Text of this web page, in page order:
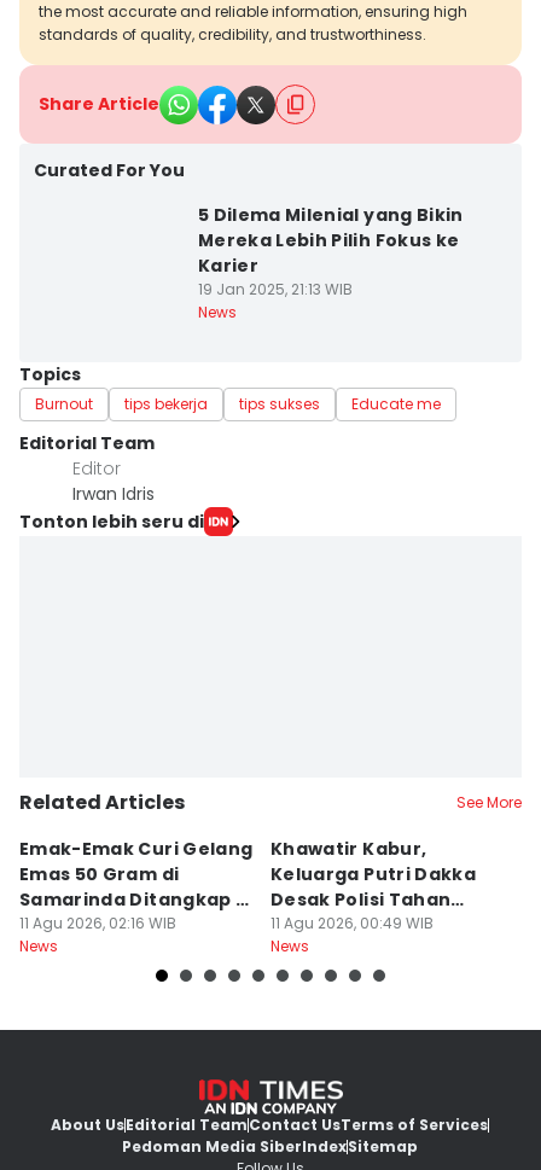
the most accurate and reliable information, ensuring high
standards of quality, credibility, and trustworthiness.
Share Article
Curated For You
5 Dilema Milenial yang Bikin
Mereka Lebih Pilih Fokus ke
Karier
19 Jan 2025, 21:13 WIB
News
Topics
Burnout tips bekerja tips sukses Educate me
Editorial Team
Editor
Irwan Idris
Tonton lebih seru di
Related Articles See More
Emak-Emak Curi Gelang
Emas 50 Gram di
Samarinda Ditangkap di
Makassar
11 Agu 2026, 02:16 WIB
News
Khawatir Kabur,
Keluarga Putri Dakka
Desak Polisi Tahan
Dokter Resti
11 Agu 2026, 00:49 WIB
News
About UsEditorial TeamContact UsTerms of Services
Pedoman Media SiberIndexSitemap